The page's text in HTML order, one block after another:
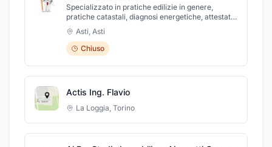
Specializzato in pratiche edilizie in genere,
pratiche catastali, diagnosi energetiche, attestati
di prestazione energetica, C.S.P. - C.S.E.,
direttore lavori.
Asti, Asti
Chiuso
Actis Ing. Flavio
La Loggia, Torino